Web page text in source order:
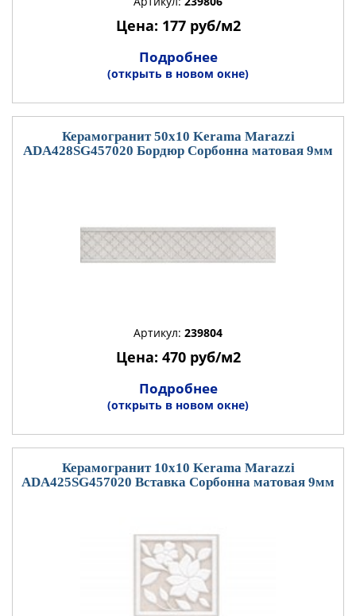
Цена: 177 руб/м2
Подробнее
(открыть в новом окне)
Керамогранит 50x10 Kerama Marazzi
ADA428SG457020 Бордюр Сорбонна матовая 9мм
Артикул: 239804
Цена: 470 руб/м2
Подробнее
(открыть в новом окне)
Керамогранит 10x10 Kerama Marazzi
ADA425SG457020 Вставка Сорбонна матовая 9мм